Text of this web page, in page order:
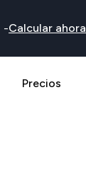
-Calcular ahora
Precios